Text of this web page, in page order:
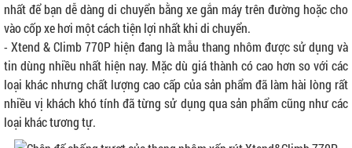
nhất để bạn dễ dàng di chuyển bằng xe gắn máy trên đường hoặc cho
vào cốp xe hơi một cách tiện lợi nhất khi di chuyển.
- Xtend & Climb 770P hiện đang là mẫu thang nhôm được sử dụng và
tin dùng nhiều nhất hiện nay. Mặc dù giá thành có cao hơn so với các
loại khác nhưng chất lượng cao cấp của sản phẩm đã làm hài lòng rất
nhiều vị khách khó tính đã từng sử dụng qua sản phẩm cũng như các
loại khác tương tự.